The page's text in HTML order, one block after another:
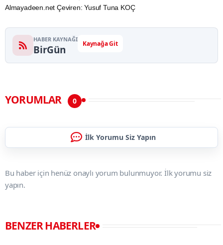
Almayadeen.net Çeviren: Yusuf Tuna KOÇ
HABER KAYNAĞI
BirGün Kaynağa Git
YORUMLAR 0
İlk Yorumu Siz Yapın
Bu haber için henüz onaylı yorum bulunmuyor. İlk yorumu siz
yapın.
BENZER HABERLER